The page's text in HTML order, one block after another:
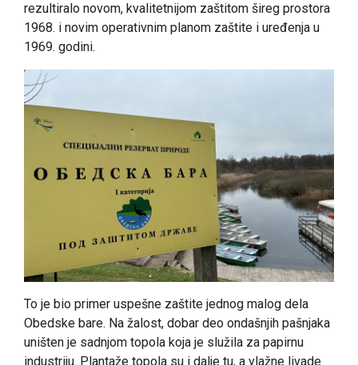
rezultiralo novom, kvalitetnijom zaštitom šireg prostora
1968. i novim operativnim planom zaštite i uređenja u
1969. godini.
To je bio primer uspešne zaštite jednog malog dela
Obedske bare. Na žalost, dobar deo ondašnjih pašnjaka
uništen je sadnjom topola koja je služila za papirnu
industriju. Plantaže topola su i dalje tu, a vlažne livade